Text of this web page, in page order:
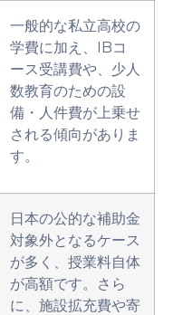
一般的な私立高校の
学費に加え、IBコ
ース受講費や、少人
数教育のための設
備・人件費が上乗せ
される傾向がありま
す。
日本の公的な補助金
対象外となるケース
が多く、授業料自体
が高額です。さら
に、施設拡充費や寄